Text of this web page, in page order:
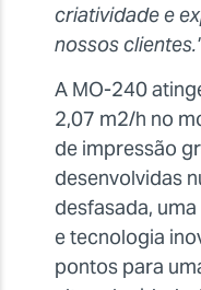
criatividade e
nossos
A MO-240
2,07 m2/h no
de impressão
desenvolvidas
desfasada,
e tecnologia
pontos para